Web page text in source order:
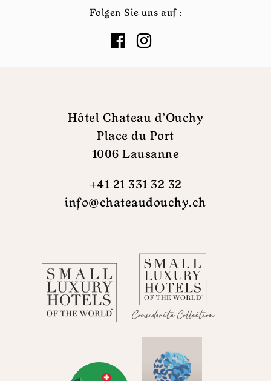
Folgen Sie uns auf :
Hôtel Chateau d'Ouchy
Place du Port
1006 Lausanne
+41 21 331 32 32
info@chateaudouchy.ch